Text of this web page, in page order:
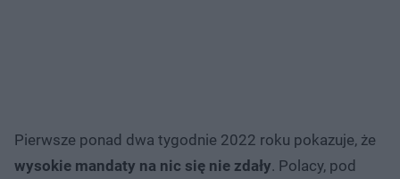
Pierwsze ponad dwa tygodnie 2022 roku pokazuje, że
wysokie mandaty na nic się nie zdały. Polacy, pod